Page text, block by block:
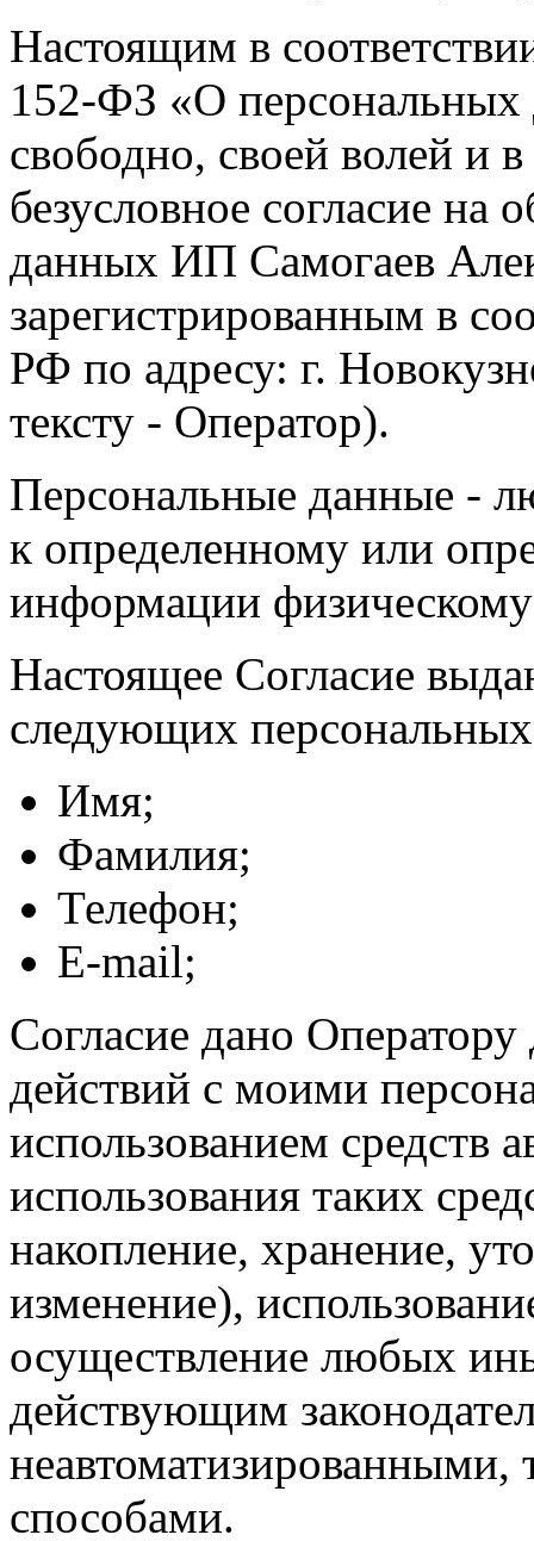
Настоящим в
152-ФЗ «О персональных
свободно, своей волей и
безусловное согласие на
данных ИП Самогаев
зарегистрированным в
РФ по адресу: г.
тексту - Оператор).
Персональные данные -
к определенному или
информации
Настоящее Согласие
следующих
Имя;
Фамилия;
Телефон;
E-mail;
Согласие дано
действий с моими
использованием средств
использования таких
накопление, хранение,
изменение),
осуществление любых
действующим
неавтоматизированными,
способами.